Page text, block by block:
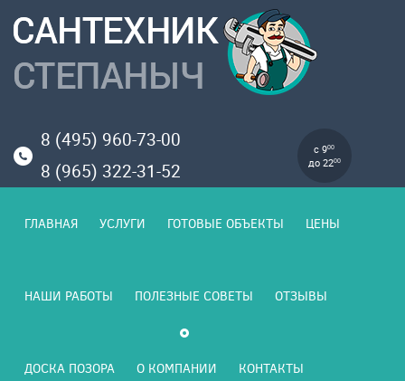
8 (495) 960-73-00
8 (965) 322-31-52
с 900
до 2200
ГЛАВНАЯ УСЛУГИ ГОТОВЫЕ ОБЪЕКТЫ ЦЕНЫ
НАШИ РАБОТЫ ПОЛЕЗНЫЕ СОВЕТЫ ОТЗЫВЫ
ДОСКА ПОЗОРА О КОМПАНИИ КОНТАКТЫ